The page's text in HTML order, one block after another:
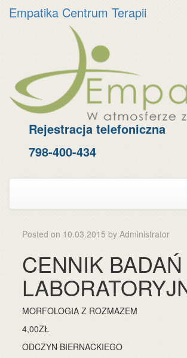
Empatika Centrum Terapii
Rejestracja telefoniczna
798-400-434
Posted on 10.03.2015 byAdministrator
CENNIK BADAŃ
MORFOLOGIA Z ROZMAZEM
4,00ZŁ
ODCZYN BIERNACKIEGO